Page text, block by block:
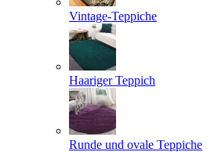
Vintage-Teppiche
Haariger Teppich
Runde und ovale Teppiche